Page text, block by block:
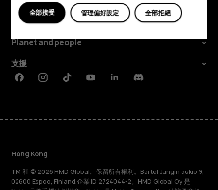
error
messages
stop?
關於
Planet and people
支援
FacebookInstagramTiktokYoutubeLinkedinDiscord
Hong Kong
TM 和 © 2026 HMD Global。保留所有權利。Bertel Jungin aukio 9,
02600 Espoo, Finland.企業 ID 2724044-2。HMD Global Oy 是
全部拒絕
管理偏好設定
全部接受